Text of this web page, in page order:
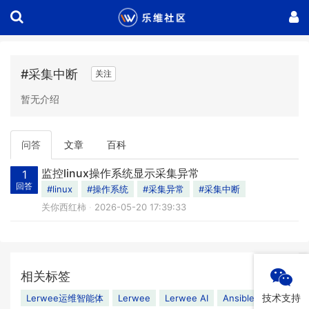
技术支持
#采集中断 关注
暂无介绍
问答 文章 百科
1
回答
监控linux操作系统显示采集异常
#linux #操作系统 #采集异常
#采集中断
关你西红柿
2026-05-20 17:39:33
相关标签
Lerwee运维智能体 Lerwee Lerwee AI Ansible